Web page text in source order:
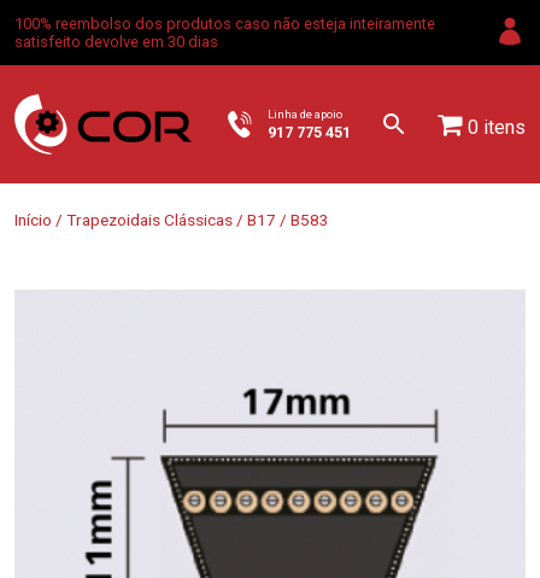
100% reembolso dos produtos caso não esteja inteiramente
satisfeito devolve em 30 dias
Linha de apoio
917 775 451 0 itens
Início / Trapezoidais Clássicas / B17 / B583